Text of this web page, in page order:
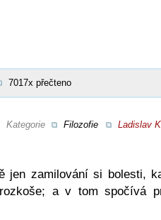
7017x přečteno
Kategorie Filozofie Ladislav
jen zamilování si bolesti,
a v tom spočívá